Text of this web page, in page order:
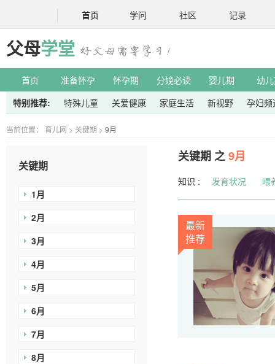
首页 学问 社区 记录
父母学堂
首页 准备怀孕 怀孕期 分娩必读 婴儿期
幼
特别推荐:
特殊儿童 关爱健康 家庭生活 新视野 孕妇频
当前位置： 育儿网 > 关键期 > 9月
关键期
1月
2月
3月
4月
5月
6月
7月
8月
关键期 之9月
知识 : 发育状况 喂
最新
推荐